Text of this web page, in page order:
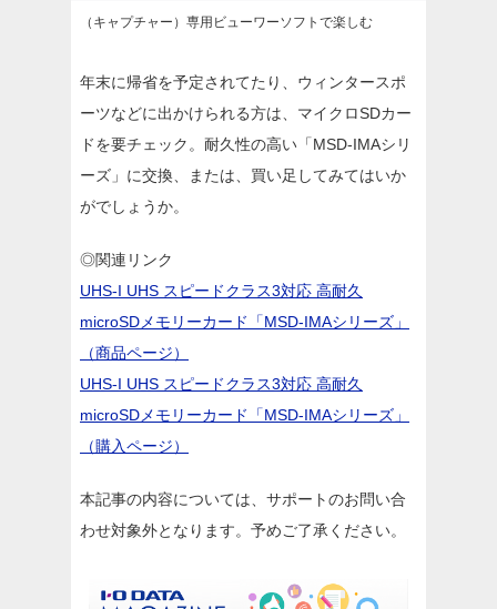
（キャプチャー）専用ビューワーソフトで楽しむ
年末に帰省を予定されてたり、ウィンタースポ
ーツなどに出かけられる方は、マイクロSDカー
ドを要チェック。耐久性の高い「MSD-IMAシリ
ーズ」に交換、または、買い足してみてはいか
がでしょうか。
◎関連リンク
UHS-I UHS スピードクラス3対応 高耐久
microSDメモリーカード「MSD-IMAシリーズ」
（商品ページ）
UHS-I UHS スピードクラス3対応 高耐久
microSDメモリーカード「MSD-IMAシリーズ」
（購入ページ）
本記事の内容については、サポートのお問い合
わせ対象外となります。予めご了承ください。